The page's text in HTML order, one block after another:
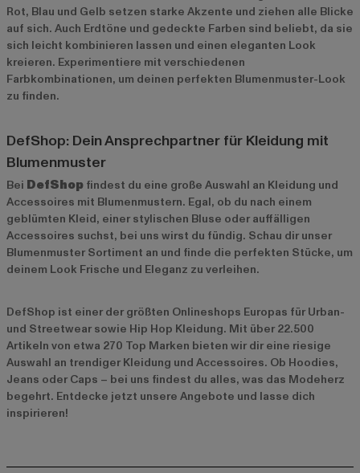
Rot, Blau und Gelb setzen starke Akzente und ziehen alle Blicke
auf sich. Auch Erdtöne und gedeckte Farben sind beliebt, da sie
sich leicht kombinieren lassen und einen eleganten Look
kreieren. Experimentiere mit verschiedenen
Farbkombinationen, um deinen perfekten Blumenmuster-Look
zu finden.
DefShop: Dein Ansprechpartner für Kleidung mit
Blumenmuster
Bei DefShop findest du eine große Auswahl an Kleidung und
Accessoires mit Blumenmustern. Egal, ob du nach einem
geblümten Kleid, einer stylischen Bluse oder auffälligen
Accessoires suchst, bei uns wirst du fündig. Schau dir unser
Blumenmuster Sortiment an und finde die perfekten Stücke, um
deinem Look Frische und Eleganz zu verleihen.
DefShop ist einer der größten Onlineshops Europas für Urban-
und Streetwear sowie Hip Hop Kleidung. Mit über 22.500
Artikeln von etwa 270 Top Marken bieten wir dir eine riesige
Auswahl an trendiger Kleidung und Accessoires. Ob Hoodies,
Jeans oder Caps – bei uns findest du alles, was das Modeherz
begehrt. Entdecke jetzt unsere Angebote und lasse dich
inspirieren!